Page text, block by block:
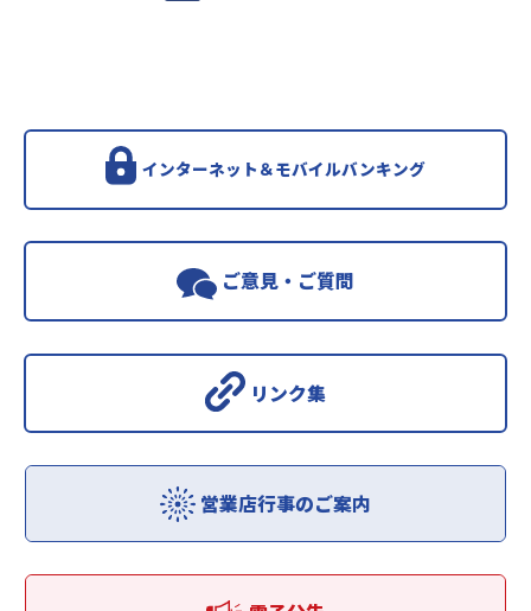
インターネット＆モバイルバンキング
ご意見・ご質問
リンク集
営業店行事のご案内